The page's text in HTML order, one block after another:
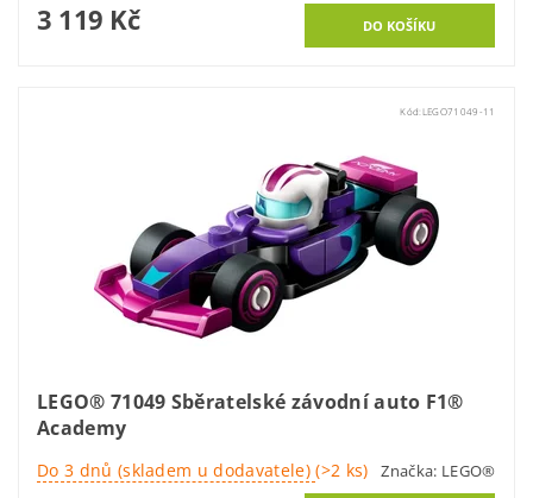
3 119 Kč
Kód:LEGO71049-11
LEGO® 71049 Sběratelské závodní auto F1®
Academy
Do 3 dnů (skladem u dodavatele)(>2 ks) Značka: LEGO®